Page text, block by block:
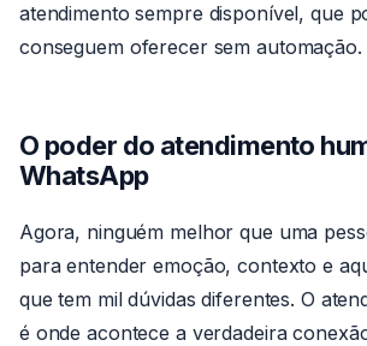
atendimento sempre disponível, que
conseguem oferecer sem automação.
O poder do atendimento
WhatsApp
Agora, ninguém melhor que uma
para entender emoção, contexto e
que tem mil dúvidas diferentes. O
é onde acontece a verdadeira